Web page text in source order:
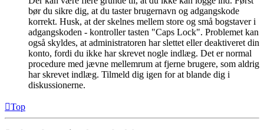
bør du sikre dig, at du taster brugernavn og adgangskode
korrekt. Husk, at der skelnes mellem store og små bogstaver i
adgangskoden - kontroller tasten "Caps Lock". Problemet kan
også skyldes, at administratoren har slettet eller deaktiveret din
konto, fordi du ikke har skrevet nogle indlæg. Det er normal
procedure med jævne mellemrum at fjerne brugere, som aldrig
har skrevet indlæg. Tilmeld dig igen for at blande dig i
diskussionerne.
Top